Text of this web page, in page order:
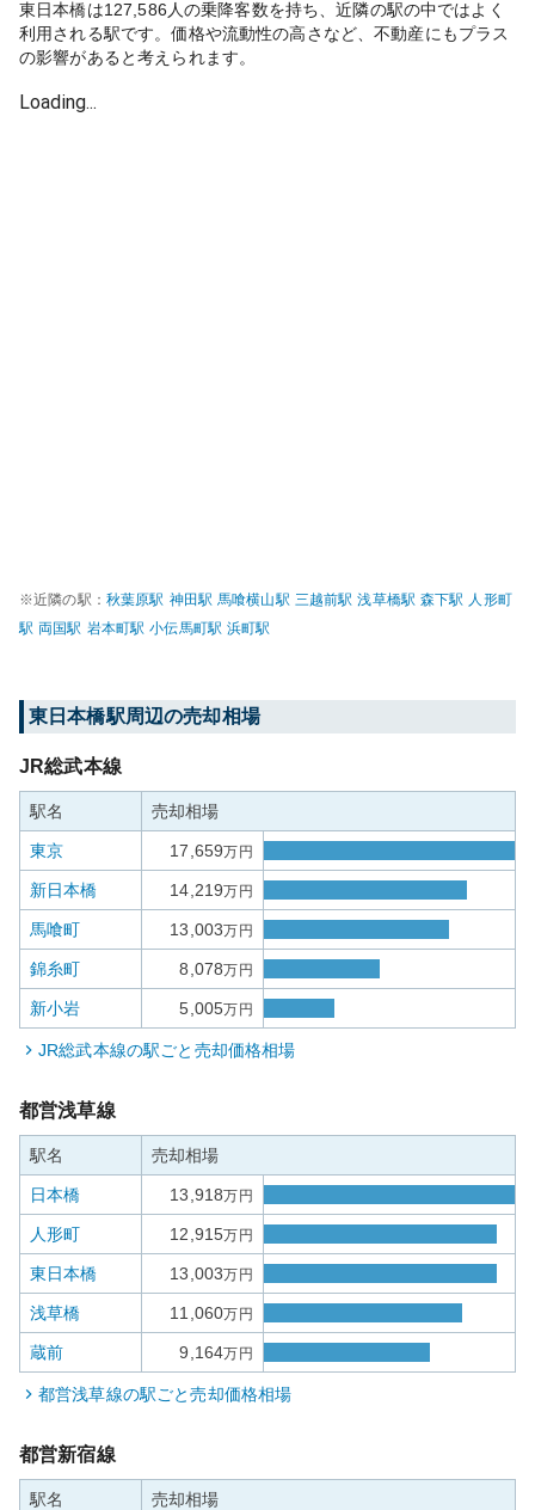
東日本橋は127,586人の乗降客数を持ち、近隣の駅の中ではよく
利用される駅です。価格や流動性の高さなど、不動産にもプラス
の影響があると考えられます。
Loading...
※近隣の駅： 秋葉原駅 神田駅 馬喰横山駅 三越前駅 浅草橋駅 森下駅 人形町
駅 両国駅 岩本町駅 小伝馬町駅 浜町駅
東日本橋駅周辺の売却相場
JR総武本線
駅名 売却相場
東京 17,659万円
新日本橋 14,219万円
馬喰町 13,003万円
錦糸町 8,078万円
新小岩 5,005万円
JR総武本線の駅ごと売却価格相場
都営浅草線
駅名 売却相場
日本橋 13,918万円
人形町 12,915万円
東日本橋 13,003万円
浅草橋 11,060万円
蔵前 9,164万円
都営浅草線の駅ごと売却価格相場
都営新宿線
駅名 売却相場